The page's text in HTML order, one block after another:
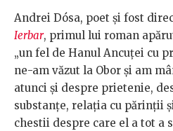
Andrei Dósa, poet și fost
Ierbar, primul lui roman
„un fel de Hanul Ancuței cu
ne-am văzut la Obor și am
atunci și despre prietenie,
substanțe, relația cu părinții
chestii despre care el a tot a